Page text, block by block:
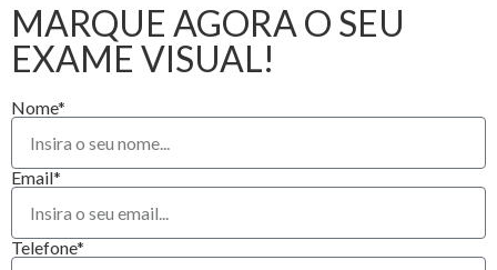
MARQUE AGORA O SEU
EXAME VISUAL!
Nome*
Email*
Telefone*